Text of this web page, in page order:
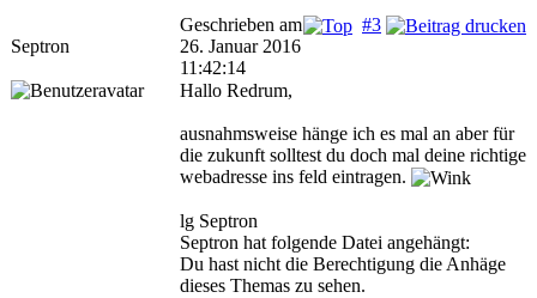
Septron
#3
Geschrieben am
26. Januar 2016
11:42:14
Hallo Redrum,
ausnahmsweise hänge ich es mal an aber für
die zukunft solltest du doch mal deine richtige
webadresse ins feld eintragen.
lg Septron
Septron hat folgende Datei angehängt:
Du hast nicht die Berechtigung die Anhäge
dieses Themas zu sehen.